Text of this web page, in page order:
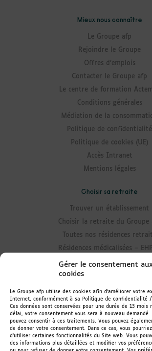
Gérer le consentement
cookies
Le Groupe afp utilise des cookies afin d’améliorer votre
Internet, conformément à sa Politique de confidentialité
Ces données sont conservées pour une durée de 13 mois
délai, votre consentement vous sera à nouveau demandé.
pouvez consentir à ces traitements. Vous pouvez
de donner votre consentement. Dans ce cas, vous
d’utiliser certaines fonctionnalités du Site web. Vous
des informations plus détaillées et modifier vos
Mieux nous connaître
Le Groupe afp
Rejoindre le Groupe
Offres d’emplois
Contacter le Groupe afp
Le centre de formation
Conditions générales
Médiation de la
Politique de confidentialité
Politique de cookies (UE)
Accès Intranet
Mentions légales
Choisir sa retraite
Trouver un établissement
Choisir la retraite du Groupe
Toutes nos résidences
Résidences médicalisées –
Résidences avec Unité
Résidences senior
Résidences avec accueil de
Résidences avec portage de
Rester informé
Actualités des résidences